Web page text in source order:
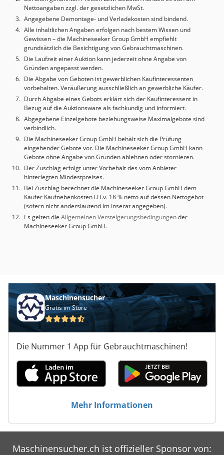
Ausstattung - MAYFRAN Späneförderer -
Kühlmitteleinrichtung - Spindelluftkühlung / Luft durch die
Spindel - ITS (Intelligent Thermal Shield)
Wärmekompensationssystem - Werkzeugeinsteller (Tool
Presetter) - Signalleuchte - Transformator Die Maschine
befindet sich in einem neuwertigen Zustand. In Ungarn
unter Strom zu besichtigen.
Nettoangaben zzgl. der gesetzlichen MwSt.
Angegebene Demontage- und Verladekosten sind bindend.
Alle inhaltlichen Angaben erfolgen nach bestem Wissen und
Gewissen – die Machineseeker Group GmbH empfiehlt
grundsätzlich die Besichtigung von Gebrauchtmaschinen.
Die Laufzeit einer Auktion kann jederzeit ohne Angabe von
Gründen angepasst werden.
Die Abgabe von Geboten ist gewerblichen Kaufinteressenten
vorbehalten. Veräußerung ausschließlich an gewerbliche Käufer.
Durch Abgabe eines Gebots erklärt sich der Kaufinteressent in
Bezug auf die Auktionsware als fachkundig und informiert.
Abgegebene Einzelgebote beziehungsweise Maximalgebote sind
verbindlich.
Die Machineseeker Group GmbH behält sich die Prüfung
eingehender Gebote vor. Die Machineseeker Group GmbH kann
Gebote ohne Angabe von Gründen ablehnen oder stornieren.
Der Zuschlag erfolgt unter Vorbehalt des vom Anbieter
hinterlegten Mindestpreises.
Bei Zuschlag berechnet die Machineseeker Group GmbH dem
Käufer Kaufnebenkosten i.H.v. 18 % netto auf dessen Nettogebot
(sofern nicht anderslautend im Inserat angegeben).
Es gelten die Allgemeinen Versteigerungsbedingungender
Machineseeker Group GmbH.
Maschinensucher
Gratis im Store
Die Nummer 1 App für Gebrauchtmaschinen!
Mehr Informationen
Maschinensucher.ch ist offizieller Sponsor von: